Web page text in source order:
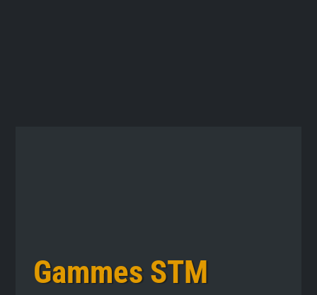
Gammes STM